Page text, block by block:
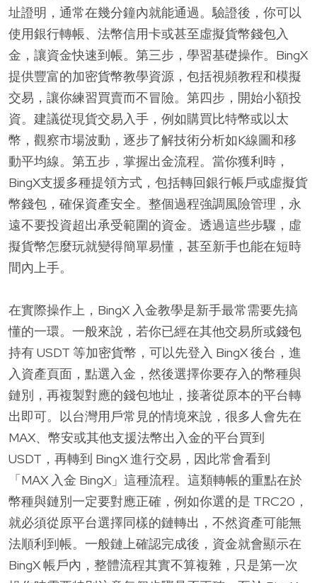
址證明，通常在幾分鐘內就能通過。驗證後，你可以
使用銀行轉帳、法幣信用卡或甚至虛擬貨幣錢包入
金，讓資金快速到帳。第三步，學習基礎操作。BingX
提供豐富的加密貨幣教學資源，包括視頻教程和模擬
交易，讓你練習買賣而不冒險。第四步，開始小額投
資。建議從現貨交易入手，例如購買比特幣或以太
幣，觀察市場波動，逐步了解技術分析如K線圖和移
動平均線。第五步，掌握出金流程。當你獲利時，
BingX支援多種提領方式，包括轉回銀行帳戶或虛擬貨
幣錢包，確保資產安全。整個過程強調風險管理，永
遠不要投資超出承受範圍的資金。透過這些步驟，虛
擬貨幣怎麼玩就變得簡單易懂，甚至新手也能在短時
間內上手。
在實際操作上，BingX 入金教學是新手最常需要先搞
懂的一環。一般來說，若你已經在其他交易所或錢包
持有 USDT 等加密貨幣，可以先登入 BingX 後台，進
入資產頁面，點選入金，然後選擇你要存入的幣種與
鏈別，再複製對應的錢包地址，接著從原本的平台轉
出即可。以台灣用戶常見的情境來說，很多人會先在
MAX、幣安或其他支援法幣出入金的平台買到
USDT，再轉到 BingX 進行交易，因此常會看到
「MAX 入金 BingX」這種流程。這類轉帳的重點在於
幣種與鏈別一定要對應正確，例如你選的是 TRC20，
就必須從原平台選擇同樣的鏈轉出，不然資產可能無
法順利到帳。一般鏈上確認完成後，資金就會顯示在
BingX 帳戶內，整體流程其實不算複雜，只是第一次